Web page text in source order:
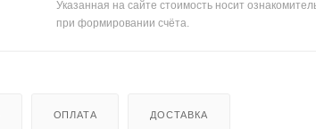
Указанная на сайте стоимость носит
при формировании счёта.
ОПЛАТА ДОСТАВКА